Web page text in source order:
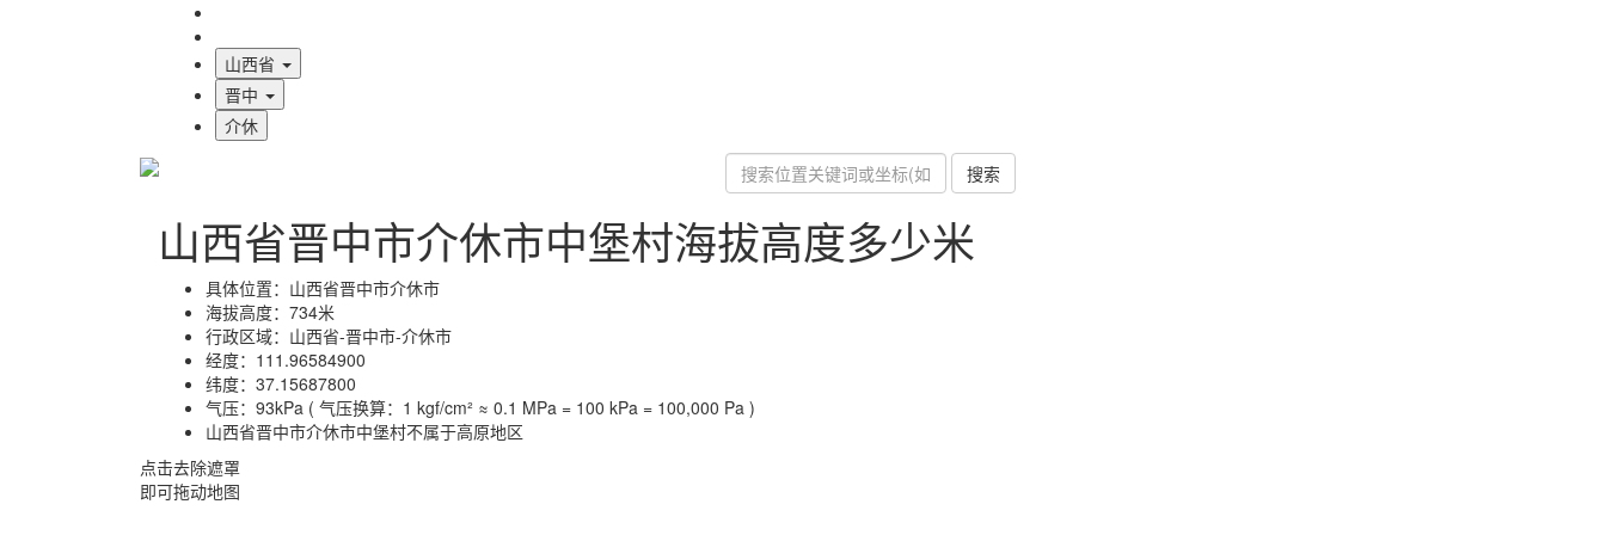
山西省
晋中
介休
搜索
山西省晋中市介休市中堡村海拔高度多少米
具体位置： 山西省晋中市介休市
海拔高度： 734米
行政区域： 山西省-晋中市-介休市
经度： 111.96584900
纬度： 37.15687800
气压： 93kPa ( 气压换算：1 kgf/cm² ≈ 0.1 MPa = 100 kPa = 100,000 Pa )
山西省晋中市介休市中堡村不属于高原地区
点击去除遮罩
即可拖动地图